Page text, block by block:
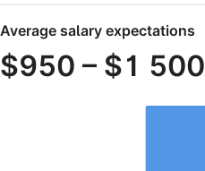
Average salary expectations
$950 – $1 500